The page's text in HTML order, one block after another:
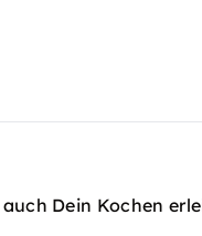
Dein Kochen